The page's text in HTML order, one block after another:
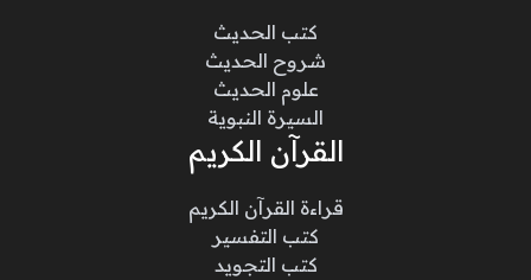
كتب الحديث
شروح الحديث
علوم الحديث
السيرة النبوية
القرآن الكريم
قراءة القرآن الكريم
كتب التفسير
كتب التجويد